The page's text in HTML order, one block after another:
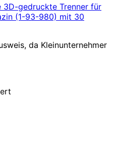
3D-gedruckte Trenner für
(1-93-980) mit 30
da Kleinunternehmer